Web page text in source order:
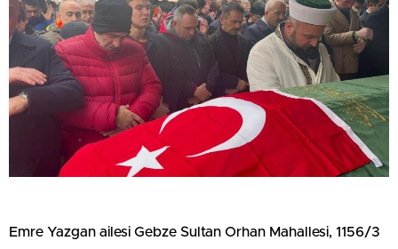
Emre Yazgan ailesi Gebze Sultan Orhan Mahallesi, 1156/3